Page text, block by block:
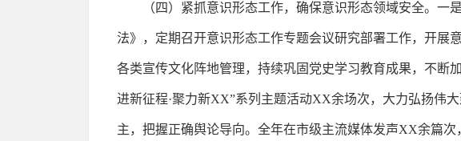
（四）紧抓意识形态工作，确保意识形态领域安全。
法》，定期召开意识形态工作专题会议研究部署工作，开展
各类宣传文化阵地管理，持续巩固党史学习教育成果，不断
进新征程·聚力新XX”系列主题活动XX余场次，大力弘扬伟
主，把握正确舆论导向。全年在市级主流媒体发声XX余篇